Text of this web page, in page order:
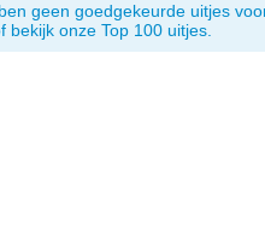
geen goedgekeurde uitjes
bekijk onze Top 100 uitjes.